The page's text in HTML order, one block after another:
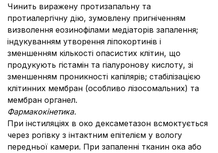
Чинить виражену протизапальну та
протиалергічну дію, зумовлену пригніченням
визволення еозинофілами медіаторів запалення;
індукуванням утворення ліпокортинів і
зменшенням кількості опасистих клітин, що
продукують гістамін та гіалуронову кислоту, зі
зменшенням проникності капілярів; стабілізацією
клітинних мембран (особливо лізосомальних) та
мембран органел.
Фармакокінетика.
При інстиляціях в око дексаметазон всмоктується
через рогівку з інтактним епітелієм у вологу
передньої камери. При запаленні тканин ока або